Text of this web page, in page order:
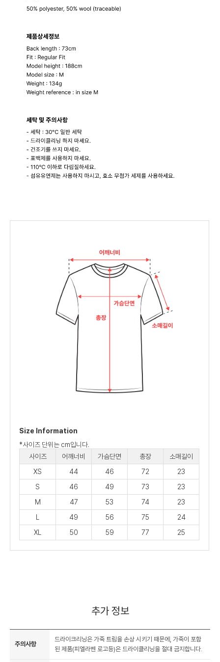
Size Information
*사이즈 단위는 cm입니다.
사이즈
어깨너비 가슴단면 총장
소매길이
XS
44 46 72
23
S
46 49 73
23
M
47 53 74
23
49 56 75
24
XL
50 59 77 25
추가 정보
주의사항
드라이크리닝은 가죽 트림을 손상 시키기 때문에, 가죽이 포함
된 제품(피엘라벤 로고등)은 드라이클리닝을 절대 금지합니다.